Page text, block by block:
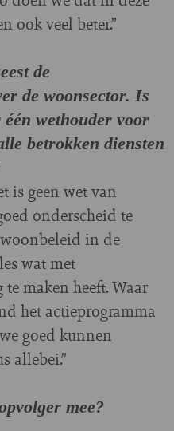
ook veel beter.”
de
de woonsector. Is
wethouder voor
betrokken diensten
is geen wet van
onderscheid te
in de
wat met
maken heeft. Waar
het actieprogramma
goed kunnen
allebei.”
mee?